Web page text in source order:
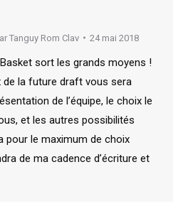
Tanguy Rom Clav 24 mai 2018
sort les grands moyens !
de la future draft vous sera
de l’équipe, le choix le
et les autres possibilités
pour le maximum de choix
de ma cadence d’écriture et